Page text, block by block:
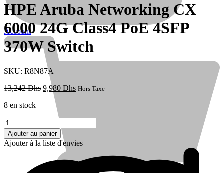
Account
HPE Aruba Networking CX
6000 24G Class4 PoE 4SFP
370W Switch
SKU: R8N87A
13,242Dhs Le
prix
initial
était :
9,980 DhsLe
Hors Taxe
8 en stock
quantité
de
HPE
Aruba
Ajouter au panier
Ajouter à la liste d'envies